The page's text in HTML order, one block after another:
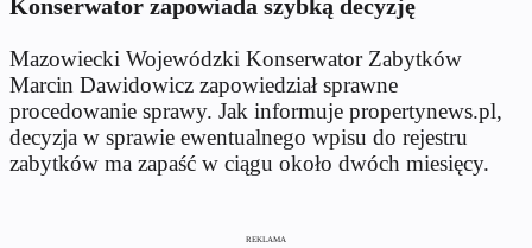
Konserwator zapowiada szybką decyzję
Mazowiecki Wojewódzki Konserwator Zabytków
Marcin Dawidowicz zapowiedział sprawne
procedowanie sprawy. Jak informuje propertynews.pl,
decyzja w sprawie ewentualnego wpisu do rejestru
zabytków ma zapaść w ciągu około dwóch miesięcy.
REKLAMA